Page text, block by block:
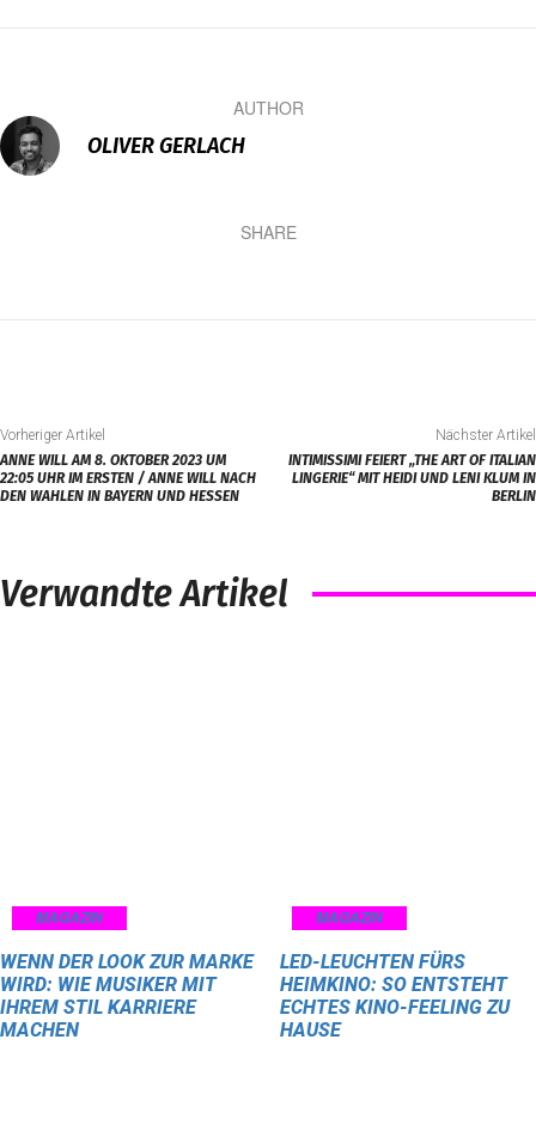
AUTHOR
OLIVER GERLACH
SHARE
Vorheriger Artikel
ANNE WILL AM 8. OKTOBER 2023 UM
22:05 UHR IM ERSTEN / ANNE WILL NACH
DEN WAHLEN IN BAYERN UND HESSEN
Nächster Artikel
INTIMISSIMI FEIERT „THE ART OF ITALIAN
LINGERIE“ MIT HEIDI UND LENI KLUM IN
BERLIN
Verwandte Artikel
MAGAZIN
WENN DER LOOK ZUR MARKE
WIRD: WIE MUSIKER MIT
IHREM STIL KARRIERE
MACHEN
MAGAZIN
LED-LEUCHTEN FÜRS
HEIMKINO: SO ENTSTEHT
ECHTES KINO-FEELING ZU
HAUSE